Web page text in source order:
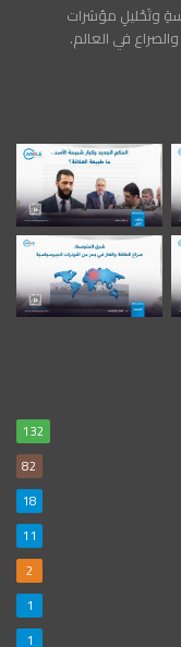
وتَحْليلِ مؤشرات
والصراع في العالم.
132
82
18
11
2
1
1